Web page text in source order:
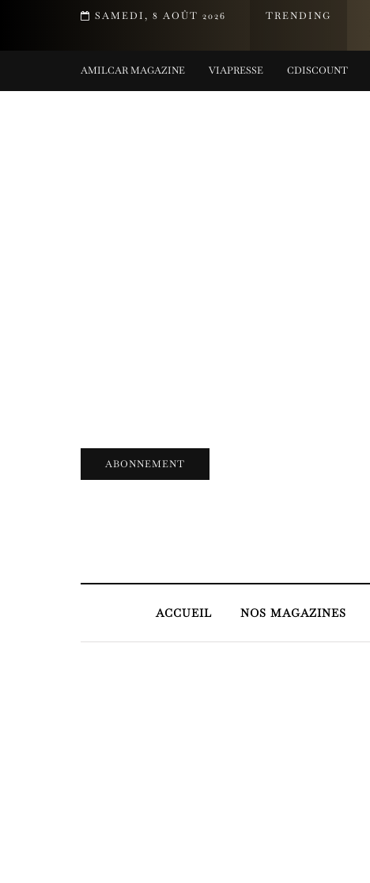
SAMEDI, 8 AOÛT 2026 TRENDING
DE LA COLLECTION TIFFANY TITAN PAR PHARRELL WILLIAMS
AMILCAR MAGAZINE VIAPRESSE CDISCOUNT
ABONNEMENT
ACCUEIL NOS MAGAZINES